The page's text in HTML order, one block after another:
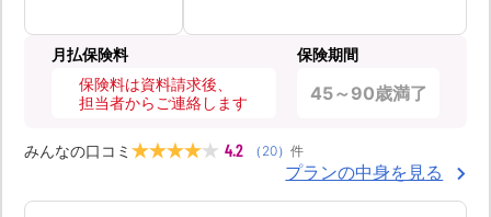
月払保険料
保険料は資料請求後、
担当者からご連絡します
保険期間
45～90歳満了
みんなの口コミ 4.2 （ 20） 件
プランの中身を見る